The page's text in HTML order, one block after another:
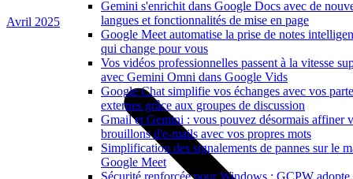
Gemini s'enrichit dans Google Docs avec de
langues et fonctionnalités de mise en page
Google Meet automatise la prise de notes
qui change pour vous
Vos vidéos professionnelles passent à la vitesse
avec Gemini Omni dans Google Vids
Google Chat simplifie vos échanges avec vos
externes grâce aux groupes de discussion
Gmail et Gemini : vous pouvez désormais affiner
brouillons d'e-mails avec vos propres mots
Simplification des signalements de pannes sur le
Google Meet
Sécurité renforcée pour Windows : GCPW adopte
Avril 2025